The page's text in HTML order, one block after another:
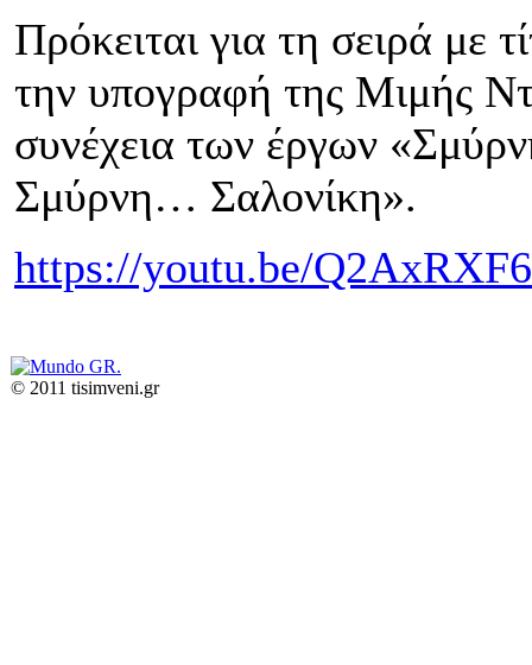
Πρόκειται για τη σειρά με
την υπογραφή της Μιμής
συνέχεια των έργων
Σμύρνη… Σαλονίκη».
https://youtu.be/
© 2011 tisimveni.gr